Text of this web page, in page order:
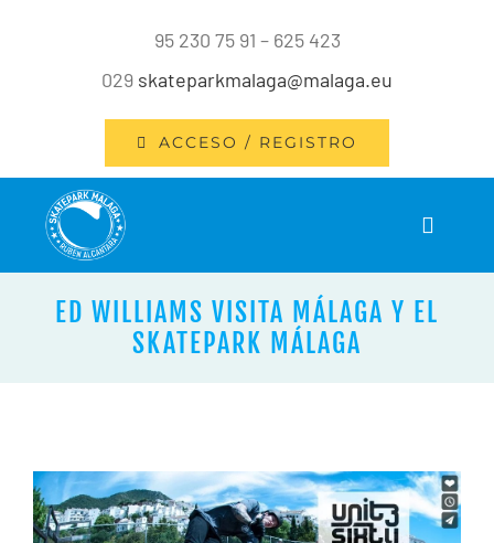
95 230 75 91 – 625 423
029 skateparkmalaga@malaga.eu
ACCESO / REGISTRO
Toggle
INSTALACIONES
PRECIOS Y HORARIOS
ED WILLIAMS VISITA MÁLAGA Y EL
SKATEPARK MÁLAGA
Ver
imagen